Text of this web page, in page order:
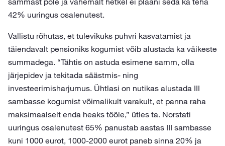
42% uuringus osalenutest.
Vallistu rõhutas, et tulevikuks puhvri kasvatamist ja
täiendavalt pensioniks kogumist võib alustada ka väikeste
summadega. “Tähtis on astuda esimene samm, olla
järjepidev ja tekitada säästmis- ning
investeerimisharjumus. Ühtlasi on nutikas alustada III
sambasse kogumist võimalikult varakult, et panna raha
maksimaalselt enda heaks tööle,” ütles ta. Norstati
uuringus osalenutest 65% panustab aastas III sambasse
kuni 1000 eurot, 1000-2000 eurot paneb sinna 20% ja